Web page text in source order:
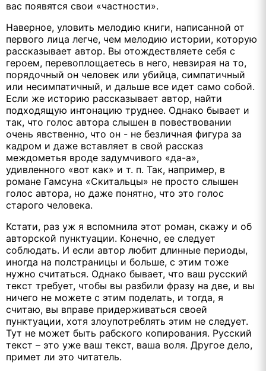
вас появятся свои «частности».
Наверное, уловить мелодию книги, написанной от
первого лица легче, чем мелодию истории, которую
рассказывает автор. Вы отождествляете себя с
героем, перевоплощаетесь в него, невзирая на то,
порядочный он человек или убийца, симпатичный
или несимпатичный, и дальше все идет само собой.
Если же историю рассказывает автор, найти
подходящую интонацию труднее. Однако бывает и
так, что голос автора слышен в повествовании
очень явственно, что он - не безличная фигура за
кадром и даже вставляет в свой рассказ
междометья вроде задумчивого «да-а»,
удивленного «вот как» и т. п. Так, например, в
романе Гамсуна «Скитальцы» не просто слышен
голос автора, но даже понятно, что это голос
старого человека.
Кстати, раз уж я вспомнила этот роман, скажу и об
авторской пунктуации. Конечно, ее следует
соблюдать. И если автор любит длинные периоды,
иногда на полстраницы и больше, с этим тоже
нужно считаться. Однако бывает, что ваш русский
текст требует, чтобы вы разбили фразу на две, и вы
ничего не можете с этим поделать, и тогда, я
считаю, вы вправе придерживаться своей
пунктуации, хотя злоупотреблять этим не следует.
Тут не может быть рабского копирования. Русский
текст – это уже ваш текст, ваша воля. Другое дело,
примет ли это читатель.